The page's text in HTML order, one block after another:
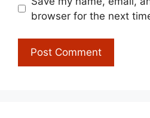
browser for the next